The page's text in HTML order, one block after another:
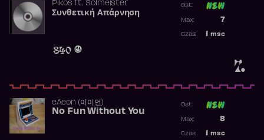
7.
Pikosft. Solmeister
Συνθετική Απάρνηση
840
Ost:
7
Max:
msc
Czas:
​eAeon (이이언)
No Fun Without You
Ost:
8
Max:
msc
Czas: